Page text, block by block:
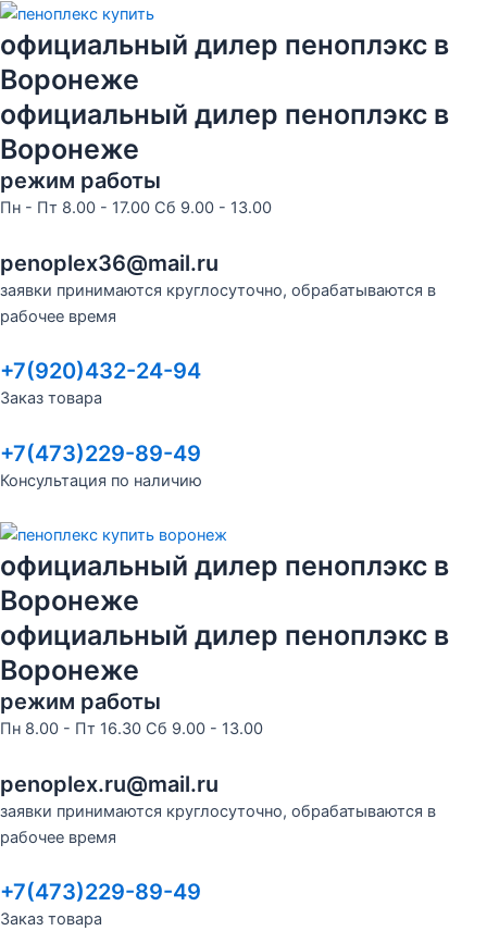
Перейти
к
содержимому
официальный дилер пеноплэкс в
Воронеже
официальный дилер пеноплэкс в
Воронеже
режим работы
Пн - Пт 8.00 - 17.00 Сб 9.00 - 13.00
penoplex36@mail.ru
заявки принимаются круглосуточно, обрабатываются в
рабочее время
+7(920)432-24-94
Заказ товара
+7(473)229-89-49
Консультация по наличию
официальный дилер пеноплэкс в
Воронеже
официальный дилер пеноплэкс в
Воронеже
режим работы
Пн 8.00 - Пт 16.30 Сб 9.00 - 13.00
penoplex.ru@mail.ru
заявки принимаются круглосуточно, обрабатываются в
рабочее время
+7(473)229-89-49
Заказ товара